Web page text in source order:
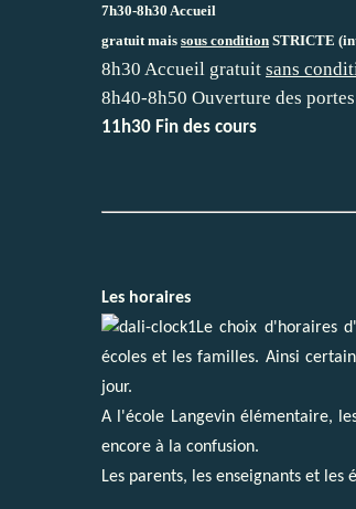
7h30-8h30 Accueil
gratuit mais sous condition STRICTE
8h30 Accueil gratuit sans
8h40-8h50 Ouverture des
11h30 Fin des cours
Les horaires
Le choix d'horaires
écoles et les familles. Ainsi
jour.
A l'école Langevin élémentaire,
encore à la confusion.
Les parents, les enseignants et